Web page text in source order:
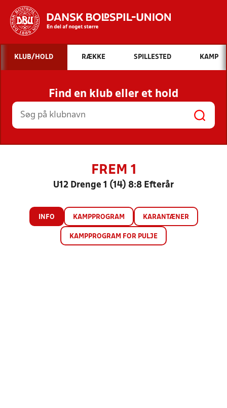
Hvad vil du søge efter?
INDHOLD OG NYHEDER
STILLINGER, RESULTATER, KLUBBER OG
HOLD
KLUB/HOLD RÆKKE SPILLESTED KAMP
Find en klub eller et hold
FREM 1
U12 Drenge 1 (14) 8:8 Efterår
INFO KAMPPROGRAM KARANTÆNER
KAMPPROGRAM FOR PULJE